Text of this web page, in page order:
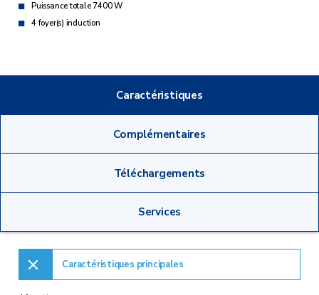
Puissance totale 7400 W
4 foyer(s) induction
Caractéristiques
Complémentaires
Téléchargements
Services
Caractéristiques principales